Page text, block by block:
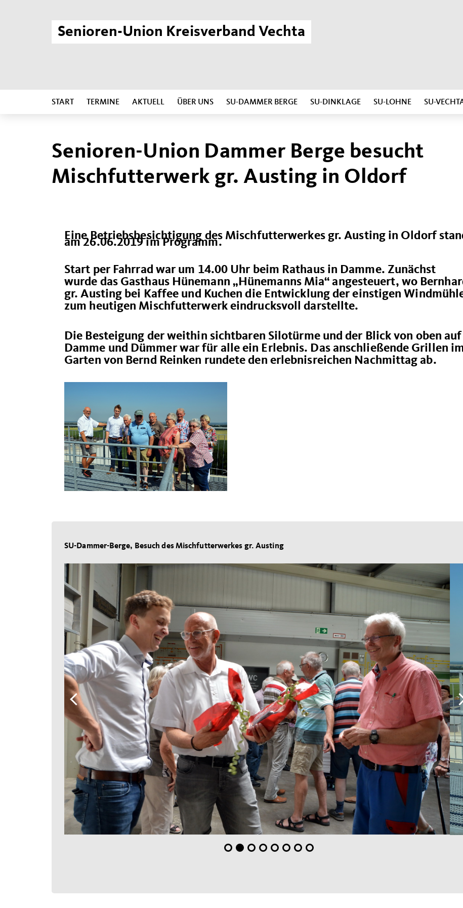
Senioren-Union Kreisverband Vechta
START TERMINE AKTUELL ÜBER UNS SU-DAMMER BERGE SU-DINKLAGE SU-LOHNE SU-
Senioren-Union Dammer Berge besucht
Mischfutterwerk gr. Austing in Oldorf
Eine Betriebsbesichtigung des Mischfutterwerkes gr. Austing in Oldorf
am 26.06.2019 im Programm.
Start per Fahrrad war um 14.00 Uhr beim Rathaus in Damme. Zunächst
wurde das Gasthaus Hünemann Hünemanns Mia“ angesteuert, wo
gr. Austing bei Kaffee und Kuchen die Entwicklung der einstigen
zum heutigen Mischfutterwerk eindrucksvoll darstellte.
Die Besteigung der weithin sichtbaren Silotürme und der Blick von oben auf
Damme und Dümmer war für alle ein Erlebnis. Das anschließende Grillen
Garten von Bernd Reinken rundete den erlebnisreichen Nachmittag ab.
SU-Dammer-Berge, Besuch des Mischfutterwerkes gr. Austing